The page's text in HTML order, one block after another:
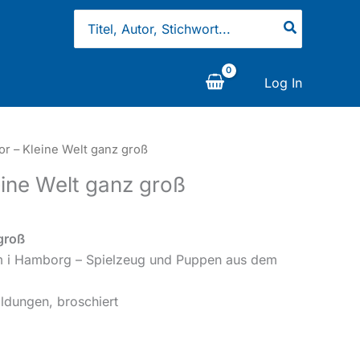
for:
Log In
– Kleine Welt ganz groß
Welt ganz groß
Hamborg – Spielzeug und Puppen aus dem
broschiert